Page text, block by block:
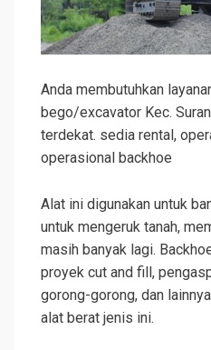
Anda membutuhkan
bego/excavator Kec.
terdekat. sedia rental,
operasional backhoe
Alat ini digunakan untuk
untuk mengeruk tanah,
masih banyak lagi.
proyek cut and fill,
gorong-gorong, dan
alat berat jenis ini.